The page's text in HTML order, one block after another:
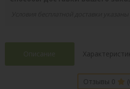
Описание
Отзывы 0